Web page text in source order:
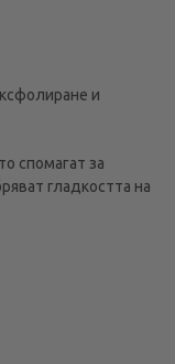
и
спомагат за
гладкостта на